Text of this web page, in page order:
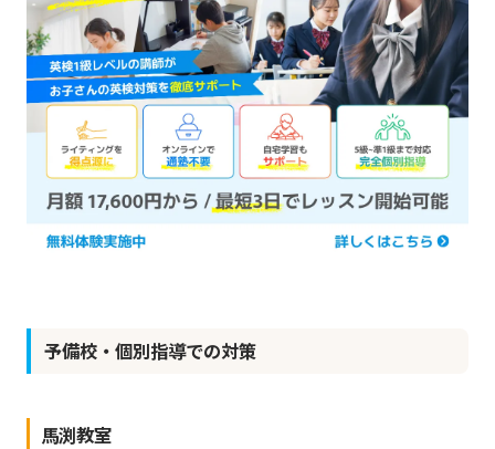
予備校・個別指導での対策
馬渕教室